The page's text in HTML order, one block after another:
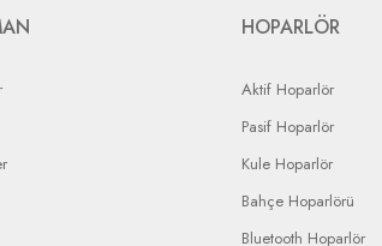
HOPARLÖR
Aktif Hoparlör
Pasif Hoparlör
Kule Hoparlör
Bahçe Hoparlörü
Bluetooth Hoparlör